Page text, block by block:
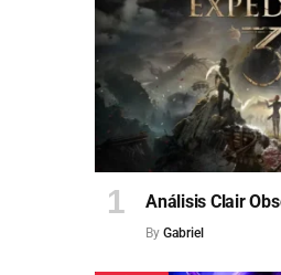
Análisis Clair
By Gabriel